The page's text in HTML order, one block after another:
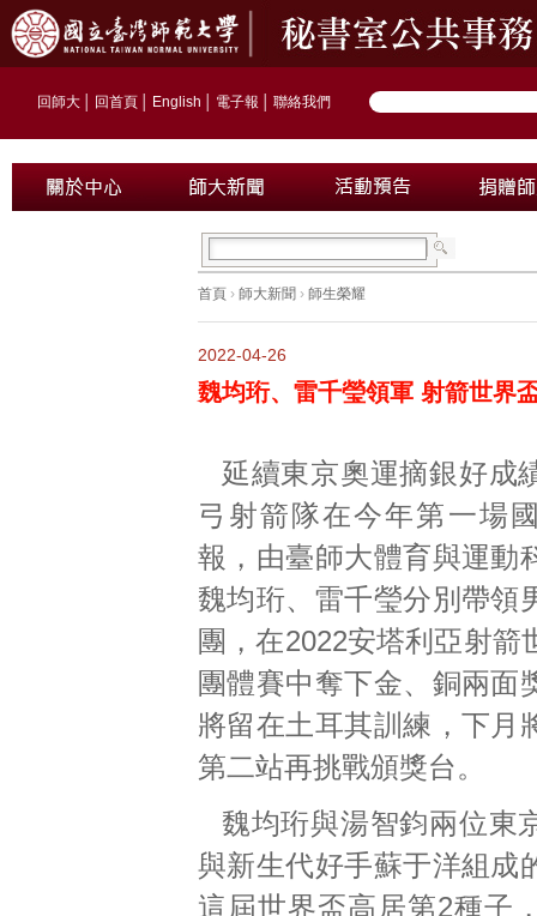
回師大 回首頁 English 電子報 聯絡我們
首頁 › 師大新聞 › 師生榮耀
2022-04-26
魏均珩、雷千瑩領軍 射箭世界
延續東京奧運摘銀好成
弓射箭隊在今年第一場
報，由臺師大體育與運動
魏均珩、雷千瑩分別帶領
團，在2022安塔利亞射箭
團體賽中奪下金、銅兩面
將留在土耳其訓練，下月
第二站再挑戰頒獎台。
魏均珩與湯智鈞兩位東
與新生代好手蘇于洋組成
這屆世界盃高居第2種子